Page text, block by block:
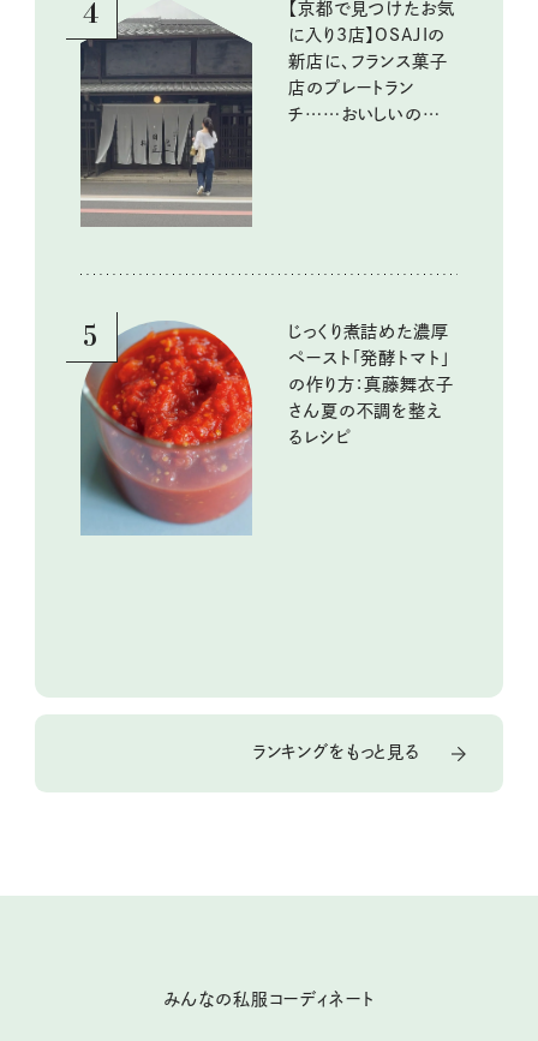
4
【京都で見つけたお気
に入り3店】OSAJIの
新店に、フランス菓子
店のプレートラン
チ……おいしいのんび
5
じっくり煮詰めた濃厚
ペースト「発酵トマト」
の作り方：真藤舞衣子
さん夏の不調を整え
るレシピ
ランキングをもっと見る
みんなの私服コーディネート